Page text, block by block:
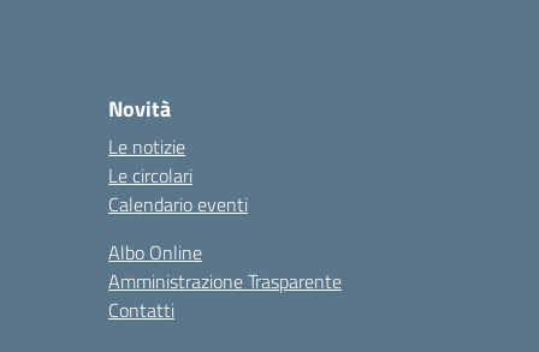
Novità
Le notizie
Le circolari
Calendario eventi
Albo Online
Amministrazione Trasparente
Contatti